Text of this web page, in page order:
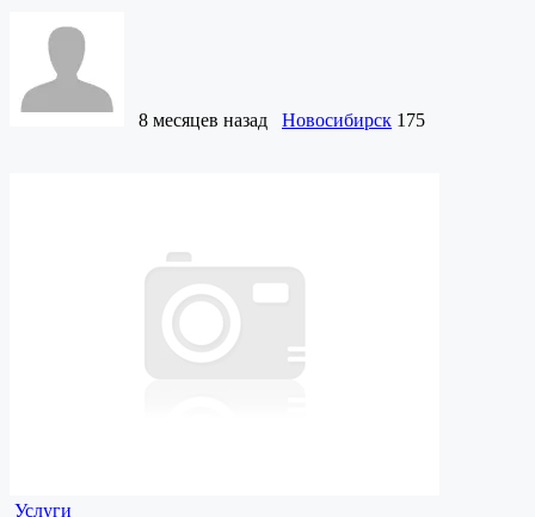
8 месяцев назад Новосибирск 175
Услуги